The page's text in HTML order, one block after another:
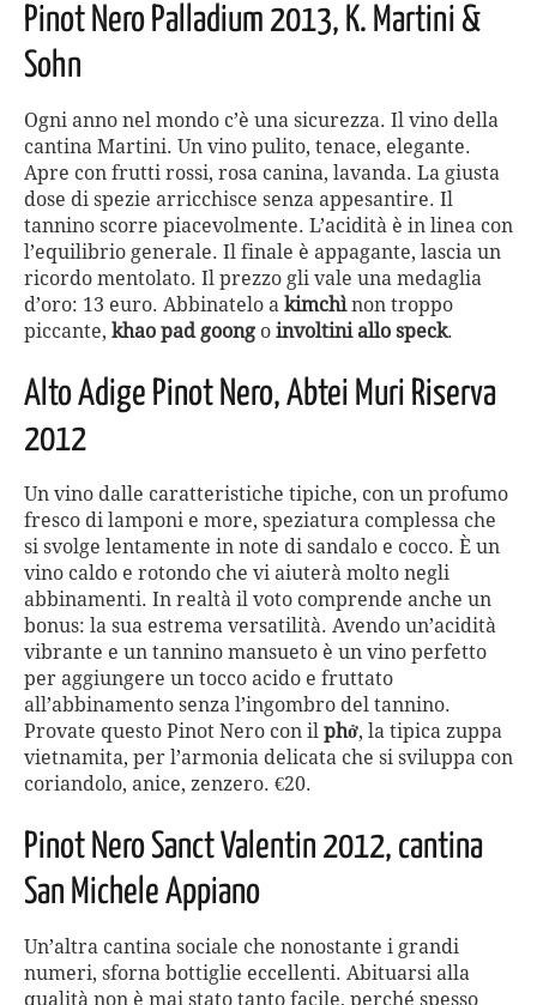
Pinot Nero Palladium 2013, K. Martini &
Sohn
Ogni anno nel mondo c’è una sicurezza. Il vino della
cantina Martini. Un vino pulito, tenace, elegante.
Apre con frutti rossi, rosa canina, lavanda. La giusta
dose di spezie arricchisce senza appesantire. Il
tannino scorre piacevolmente. L’acidità è in linea con
l’equilibrio generale. Il finale è appagante, lascia un
ricordo mentolato. Il prezzo gli vale una medaglia
d’oro: 13 euro. Abbinatelo a kimchìnon troppo
piccante, khao pad goong o involtini allo speck.
Alto Adige Pinot Nero, Abtei Muri Riserva
2012
Un vino dalle caratteristiche tipiche, con un profumo
fresco di lamponi e more, speziatura complessa che
si svolge lentamente in note di sandalo e cocco. È un
vino caldo e rotondo che vi aiuterà molto negli
abbinamenti. In realtà il voto comprende anche un
bonus: la sua estrema versatilità. Avendo un’acidità
vibrante e un tannino mansueto è un vino perfetto
per aggiungere un tocco acido e fruttato
all’abbinamento senza l’ingombro del tannino.
Provate questo Pinot Nero con il phở, la tipica zuppa
vietnamita, per l’armonia delicata che si sviluppa con
coriandolo, anice, zenzero. €20.
Pinot Nero Sanct Valentin 2012, cantina
San Michele Appiano
Un’altra cantina sociale che nonostante i grandi
numeri, sforna bottiglie eccellenti. Abituarsi alla
qualità non è mai stato tanto facile, perché spesso